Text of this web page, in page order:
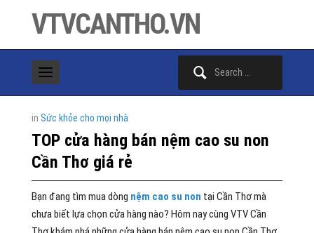
VTVCANTHO.VN
in Sức khỏe cho mọi nhà
TOP cửa hàng bán nệm cao su non
Cần Thơ giá rẻ
Bạn đang tìm mua dòng nệm cao su non tại Cần Thơ mà
chưa biết lựa chọn cửa hàng nào? Hôm nay cùng VTV Cần